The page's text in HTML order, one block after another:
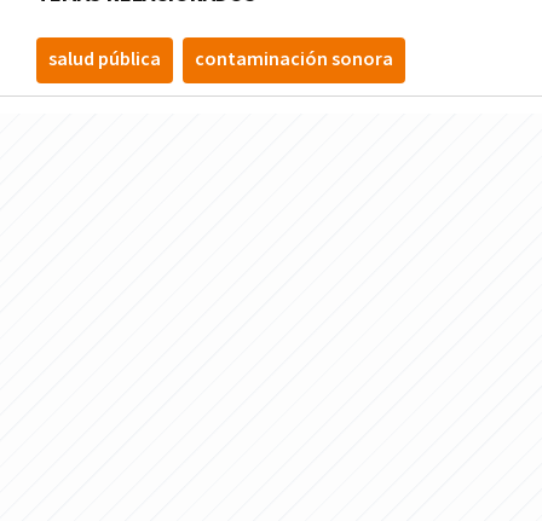
salud pública contaminación sonora